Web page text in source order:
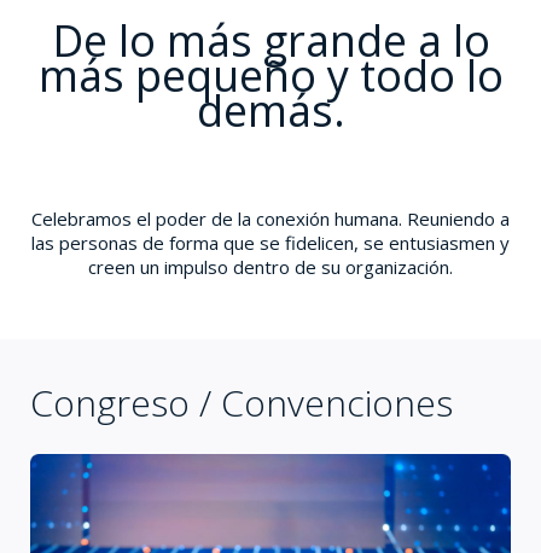
De lo más grande a lo
más pequeño y todo lo
demás.
Celebramos el poder de la conexión humana. Reuniendo a
las personas de forma que se fidelicen, se entusiasmen y
creen un impulso dentro de su organización.
Congreso / Convenciones